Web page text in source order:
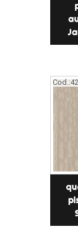
Cod.: